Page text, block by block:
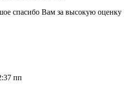
спасибо Вам за высокую оценку
пп